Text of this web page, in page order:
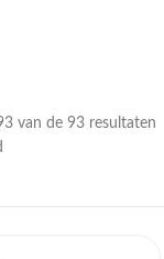
van de 93 resultaten